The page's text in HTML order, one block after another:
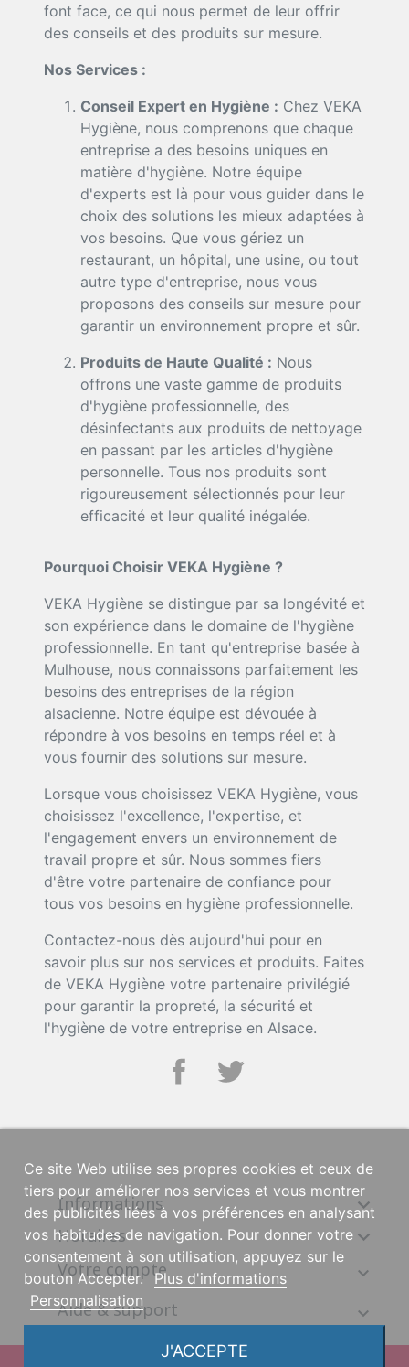
font face, ce qui nous permet de leur offrir
des conseils et des produits sur mesure.
Nos Services :
Conseil Expert en Hygiène : Chez VEKA
Hygiène, nous comprenons que chaque
entreprise a des besoins uniques en
matière d'hygiène. Notre équipe
d'experts est là pour vous guider dans le
choix des solutions les mieux adaptées à
vos besoins. Que vous gériez un
restaurant, un hôpital, une usine, ou tout
autre type d'entreprise, nous vous
proposons des conseils sur mesure pour
garantir un environnement propre et sûr.
Produits de Haute Qualité : Nous
offrons une vaste gamme de produits
d'hygiène professionnelle, des
désinfectants aux produits de nettoyage
en passant par les articles d'hygiène
personnelle. Tous nos produits sont
rigoureusement sélectionnés pour leur
efficacité et leur qualité inégalée.
Pourquoi Choisir VEKA Hygiène ?
VEKA Hygiène se distingue par sa longévité et
son expérience dans le domaine de l'hygiène
professionnelle. En tant qu'entreprise basée à
Mulhouse, nous connaissons parfaitement les
besoins des entreprises de la région
alsacienne. Notre équipe est dévouée à
répondre à vos besoins en temps réel et à
vous fournir des solutions sur mesure.
Lorsque vous choisissez VEKA Hygiène, vous
choisissez l'excellence, l'expertise, et
l'engagement envers un environnement de
travail propre et sûr. Nous sommes fiers
d'être votre partenaire de confiance pour
tous vos besoins en hygiène professionnelle.
Contactez-nous dès aujourd'hui pour en
savoir plus sur nos services et produits. Faites
de VEKA Hygiène votre partenaire privilégié
pour garantir la propreté, la sécurité et
l'hygiène de votre entreprise en Alsace.
Informations 
Horaires 
Votre compte
Aide & support
Ce site Web utilise ses propres cookies et ceux de
tiers pour améliorer nos services et vous montrer
des publicités liées à vos préférences en analysant
vos habitudes de navigation. Pour donner votre
consentement à son utilisation, appuyez sur le
bouton Accepter. Plus d'informations
Personnalisation
J'ACCEPTE